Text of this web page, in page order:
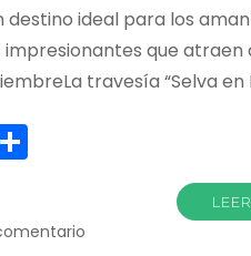
destino ideal para los
que
travesía “Selva